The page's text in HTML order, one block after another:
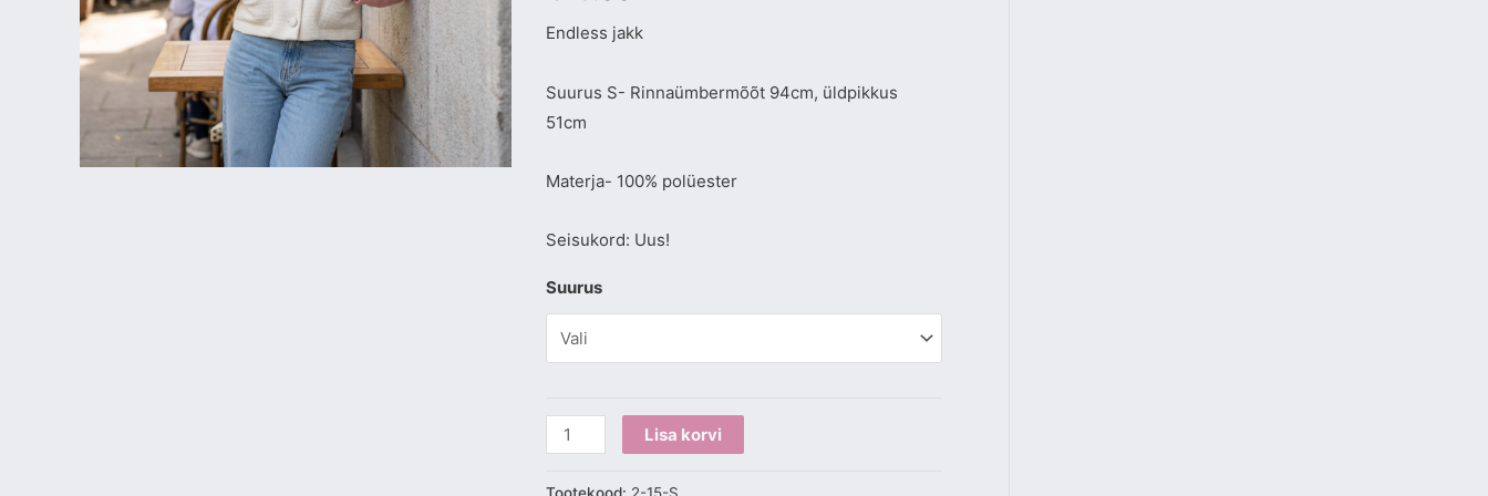
Endless jakk
Suurus S- Rinnaümbermõõt 94cm, üldpikkus
51cm
Materja- 100% polüester
Seisukord: Uus!
Suurus
Lisa korvi
Tootekood: 2-15-S